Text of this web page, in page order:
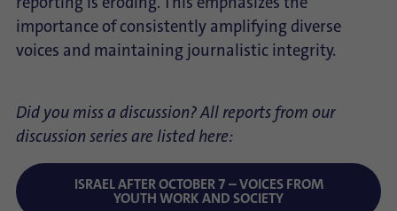
importance of consistently amplifying diverse
voices and maintaining journalistic integrity.
Did you miss a discussion? All reports from our
discussion series are listed here:
ISRAEL AFTER OCTOBER 7 – VOICES FROM
YOUTH WORK AND SOCIETY